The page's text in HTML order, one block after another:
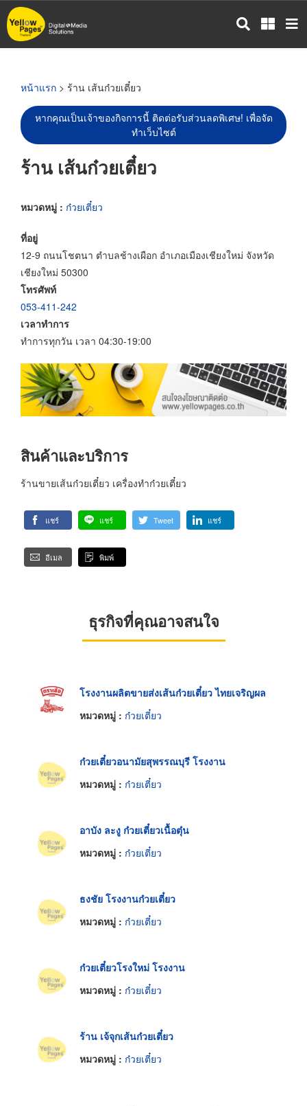
ข้าม
ไป
หน้าแรก > ร้าน เส้นก๋วยเตี๋ยว
หากคุณเป็นเจ้าของกิจการนี้ ติดต่อรับส่วนลดพิเศษ! เพื่อจัด
ทำเว็บไซต์
ร้าน เส้นก๋วยเตี๋ยว
หมวดหมู่ : ก๋วยเตี๋ยว
ที่อยู่
12-9 ถนนโชตนา ตำบลช้างเผือก อำเภอเมืองเชียงใหม่ จังหวัด
เชียงใหม่ 50300
โทรศัพท์
053-411-242
เวลาทำการ
ทำการทุกวัน เวลา 04:30-19:00
สินค้าและบริการ
ร้านขายเส้นก๋วยเตี๋ยว เครื่องทำก๋วยเตี๋ยว
แชร์ แชร์ Tweet แชร์
อีเมล พิมพ์
ธุรกิจที่คุณอาจสนใจ
โรงงานผลิตขายส่งเส้นก๋วยเตี๋ยว ไทยเจริญผล
หมวดหมู่ : ก๋วยเตี๋ยว
ก๋วยเตี๋ยวอนามัยสุพรรณบุรี โรงงาน
หมวดหมู่ : ก๋วยเตี๋ยว
อาบัง ละงู ก๋วยเตี๋ยวเนื้อตุ๋น
หมวดหมู่ : ก๋วยเตี๋ยว
ธงชัย โรงงานก๋วยเตี๋ยว
หมวดหมู่ : ก๋วยเตี๋ยว
ก๋วยเตี๋ยวโรงใหม่ โรงงาน
หมวดหมู่ : ก๋วยเตี๋ยว
ร้าน เจ้จุกเส้นก๋วยเตี๋ยว
หมวดหมู่ : ก๋วยเตี๋ยว